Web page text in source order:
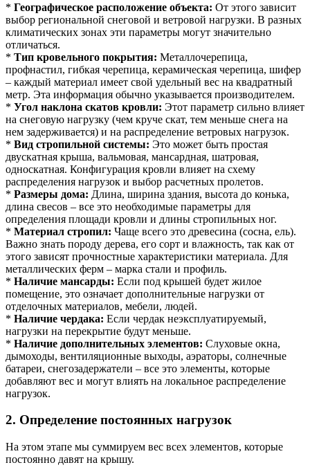
* Географическое расположение объекта: От этого зависит
выбор региональной снеговой и ветровой нагрузки. В разных
климатических зонах эти параметры могут значительно
отличаться.
* Тип кровельного покрытия: Металлочерепица,
профнастил, гибкая черепица, керамическая черепица, шифер
– каждый материал имеет свой удельный вес на квадратный
метр. Эта информация обычно указывается производителем.
* Угол наклона скатов кровли: Этот параметр сильно влияет
на снеговую нагрузку (чем круче скат, тем меньше снега на
нем задерживается) и на распределение ветровых нагрузок.
* Вид стропильной системы: Это может быть простая
двускатная крыша, вальмовая, мансардная, шатровая,
односкатная. Конфигурация кровли влияет на схему
распределения нагрузок и выбор расчетных пролетов.
* Размеры дома: Длина, ширина здания, высота до конька,
длина свесов – все это необходимые параметры для
определения площади кровли и длины стропильных ног.
* Материал стропил: Чаще всего это древесина (сосна, ель).
Важно знать породу дерева, его сорт и влажность, так как от
этого зависят прочностные характеристики материала. Для
металлических ферм – марка стали и профиль.
* Наличие мансарды: Если под крышей будет жилое
помещение, это означает дополнительные нагрузки от
отделочных материалов, мебели, людей.
* Наличие чердака: Если чердак неэксплуатируемый,
нагрузки на перекрытие будут меньше.
* Наличие дополнительных элементов: Слуховые окна,
дымоходы, вентиляционные выходы, аэраторы, солнечные
батареи, снегозадержатели – все это элементы, которые
добавляют вес и могут влиять на локальное распределение
нагрузок.
2. Определение постоянных нагрузок
На этом этапе мы суммируем вес всех элементов, которые
постоянно давят на крышу.